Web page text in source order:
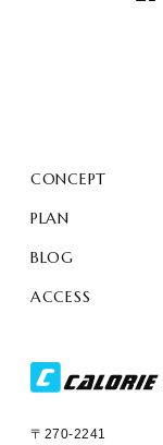
CONCEPT
PLAN
BLOG
ACCESS
〒270-2241